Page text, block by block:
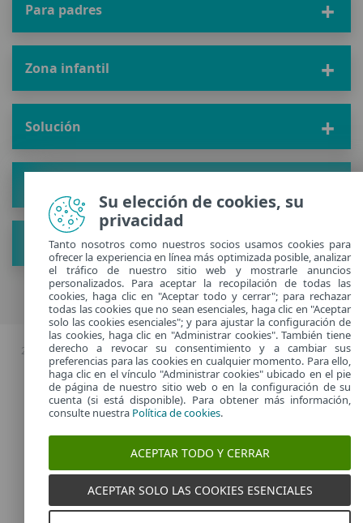
Para padres
Zona infantil
Solución
Ver nuevos consejos
2026 Copyright © ESET, Todos los derechos reservados. |Política de
privacidad |
Administrar cookies
Spain
Su elección de cookies, su
privacidad
Tanto nosotros como nuestros socios usamos cookies para
ofrecer la experiencia en línea más optimizada posible, analizar
el tráfico de nuestro sitio web y mostrarle anuncios
personalizados. Para aceptar la recopilación de todas las
cookies, haga clic en "Aceptar todo y cerrar"; para rechazar
todas las cookies que no sean esenciales, haga clic en "Aceptar
solo las cookies esenciales"; y para ajustar la configuración de
las cookies, haga clic en "Administrar cookies". También tiene
derecho a revocar su consentimiento y a cambiar sus
preferencias para las cookies en cualquier momento. Para ello,
haga clic en el vínculo "Administrar cookies" ubicado en el pie
de página de nuestro sitio web o en la configuración de su
cuenta (si está disponible). Para obtener más información,
consulte nuestra Política de cookies.
ACEPTAR TODO Y CERRAR
ACEPTAR SOLO LAS COOKIES ESENCIALES